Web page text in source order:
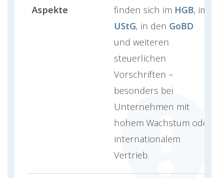
Aspekte
finden sich im HGB, im
UStG, in den GoBD
und weiteren
steuerlichen
Vorschriften –
besonders bei
Unternehmen mit
hohem Wachstum oder
internationalem
Vertrieb.